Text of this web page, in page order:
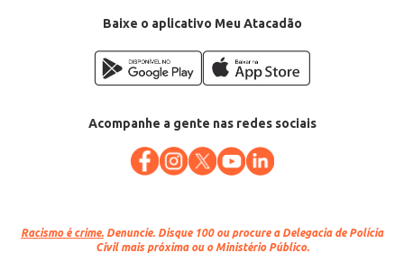
Baixe o aplicativo Meu Atacadão
Acompanhe a gente nas redes sociais
Racismo é crime. Denuncie. Disque 100 ou procure a Delegacia de Polícia
Civil mais próxima ou o Ministério Público.